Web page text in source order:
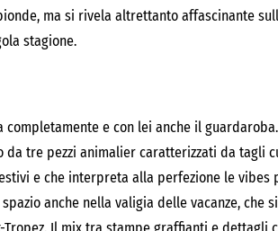
ma si rivela altrettanto affascinante
stagione.
completamente e con lei anche il
tre pezzi animalier caratterizzati da tagli
e che interpreta alla perfezione le vibes
anche nella valigia delle vacanze, che